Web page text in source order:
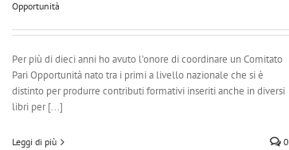
Opportunità
Per più di dieci anni ho avuto l’onore di coordinare un Comitato
Pari Opportunità nato tra i primi a livello nazionale che si è
distinto per produrre contributi formativi inseriti anche in diversi
libri per [...]
Leggi di più 0